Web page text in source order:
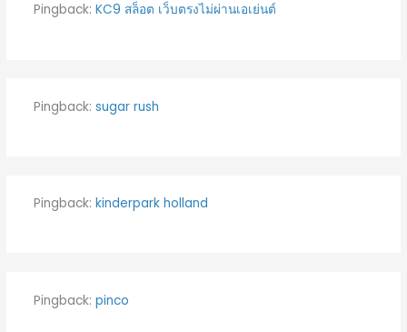
Pingback: KC9 สล็อต เว็บตรงไม่ผ่านเอเย่นต์
Pingback: sugar rush
Pingback: kinderpark holland
Pingback: pinco